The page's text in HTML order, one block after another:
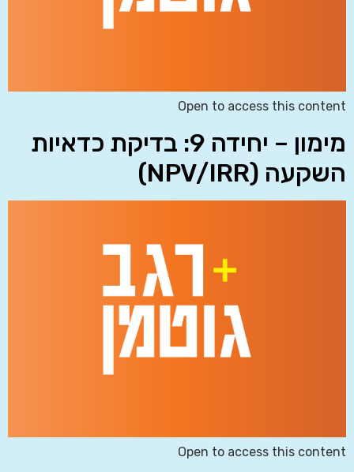
Open to access this content
מימון – יחידה 9: בדיקת כדאיות
השקעה (NPV/IRR)
Open to access this content